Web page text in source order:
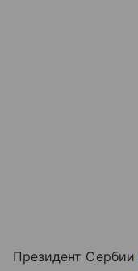
Президент Сербии